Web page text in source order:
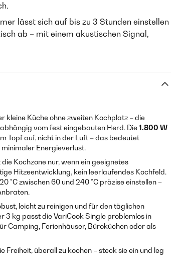
lässt sich auf bis zu 3 Stunden einstellen
ab – mit einem akustischen Signal,
kleine Küche ohne zweiten Kochplatz – die
vom fest eingebauten Herd. Die1.800 W
Topf auf, nicht in der Luft – das bedeutet
Energieverlust.
Kochzone nur, wenn ein geeignetes
Hitzeentwicklung, kein leerlaufendes Kochfeld.
°C zwischen 60 und 240 °C präzise einstellen –
leicht zu reinigen und für den täglichen
3 kg passt die VariCook Single problemlos in
Camping, Ferienhäuser, Büroküchen oder als
Freiheit, überall zu kochen – steck sie ein und leg